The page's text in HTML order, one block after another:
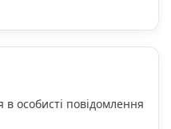
в особисті повідомлення